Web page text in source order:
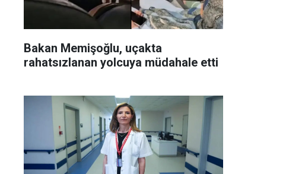
Bakan Memişoğlu, uçakta
rahatsızlanan yolcuya müdahale etti